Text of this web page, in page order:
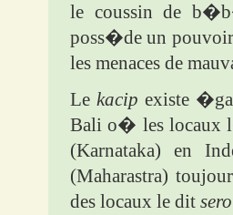
le coussin de
poss�de un
les menaces de
Le kacip existe
Bali o� les locaux
(Karnataka) en
(Maharastra)
des locaux le dit